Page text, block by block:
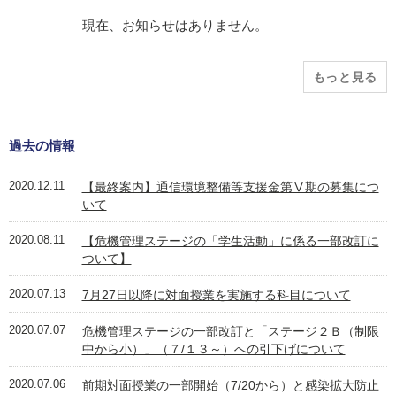
現在、お知らせはありません。
もっと見る
過去の情報
2020.12.11
【最終案内】通信環境整備等支援金第Ⅴ期の募集につ
いて
2020.08.11
【危機管理ステージの「学生活動」に係る一部改訂に
ついて】
2020.07.13 7月27日以降に対面授業を実施する科目について
2020.07.07
危機管理ステージの一部改訂と「ステージ２Ｂ（制限
中から小）」（７/１３～）への引下げについて
2020.07.06
前期対面授業の一部開始（7/20から）と感染拡大防止